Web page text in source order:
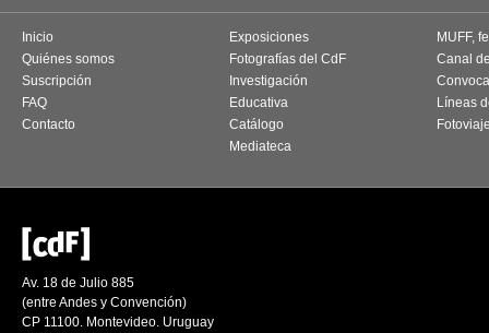
Inicio
Quiénes somos
Suscripción
FAQ
Contacto
Exposiciones
Fotografías del CdF
Investigación
Educativa
Catálogo
Mediateca
MUFF,
Canal
Líneas
Av. 18 de Julio 885
(entre Andes y Convención)
CP 11100. Montevideo. Uruguay